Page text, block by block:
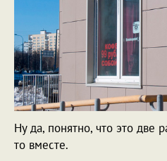
Ну да, понятно, что это две
то вместе.